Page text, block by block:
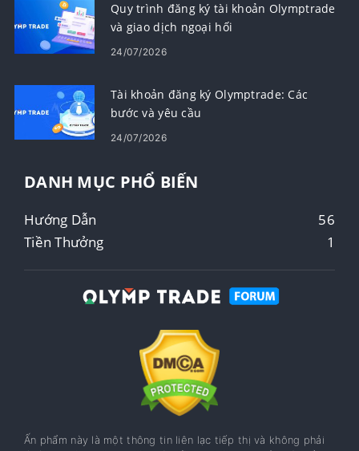
Quy trình đăng ký tài khoản Olymptrade
và giao dịch ngoại hối
24/07/2026
Tài khoản đăng ký Olymptrade: Các
bước và yêu cầu
24/07/2026
DANH MỤC PHỔ BIẾN
Hướng Dẫn
56
Tiền Thưởng
1
Ấn phẩm này là một thông tin liên lạc tiếp thị và không phải